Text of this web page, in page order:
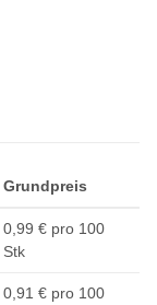
Grundpreis
0,99 € pro 100
Stk
0,91 € pro 100